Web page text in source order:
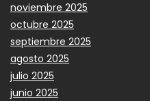
noviembre 2025
octubre 2025
septiembre 2025
agosto 2025
julio 2025
junio 2025